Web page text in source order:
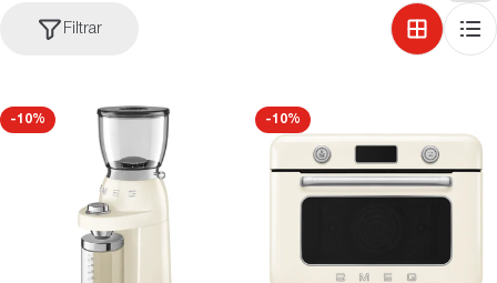
ó
Filtrar
-10% -10%